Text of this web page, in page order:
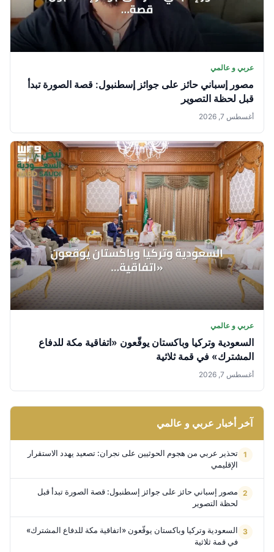
عربي و عالمي
مصور إسباني حائز على جوائز إسطنبول: قصة الصورة تبدأ
قبل لحظة التصوير
أغسطس 7, 2026
عربي و عالمي
السعودية وتركيا وباكستان يوقّعون «اتفاقية مكة للدفاع
المشترك» في قمة ثلاثية
أغسطس 7, 2026
آخر أخبار عربي و عالمي
تحذير عربي من هجوم الحوثيين على نجران: تصعيد يهدد الاستقرار
الإقليمي
مصور إسباني حائز على جوائز إسطنبول: قصة الصورة تبدأ قبل
لحظة التصوير
السعودية وتركيا وباكستان يوقّعون «اتفاقية مكة للدفاع المشترك»
في قمة ثلاثية